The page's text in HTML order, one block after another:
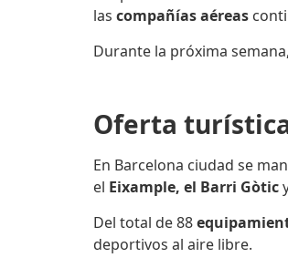
las compañías aéreas
Durante la próxima
Oferta
En Barcelona ciudad se
el Eixample, el Barri Gòtic
Del total de 88
deportivos al aire libre.